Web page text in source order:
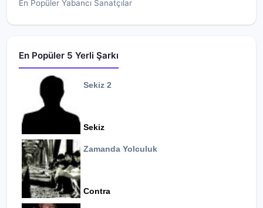
En Popüler Yabancı Sanatçılar
En Popüler 5 Yerli Şarkı
Sekiz 2
Sekiz
Zamanda Yolculuk
Contra